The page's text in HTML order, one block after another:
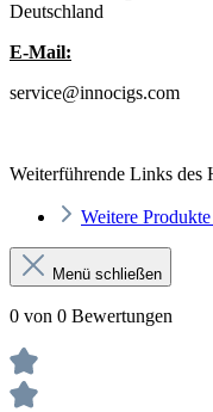
Deutschland
E-Mail:
service@innocigs.com
Weiterführende Links des
Weitere
Menü schließen
0 von 0 Bewertungen